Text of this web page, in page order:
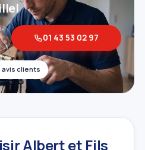
avis clients
01 43 53 02 97
Albert et Fils